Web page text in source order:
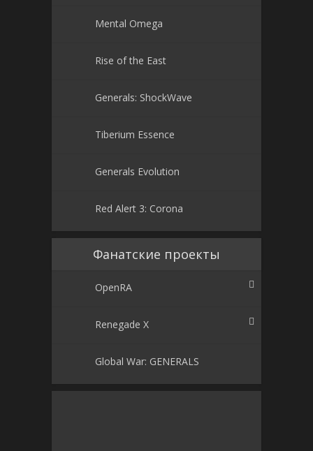
Mental Omega
Rise of the East
Generals: ShockWave
Tiberium Essence
Generals Evolution
Red Alert 3: Corona
Фанатские проекты
OpenRA
Renegade X
Global War: GENERALS